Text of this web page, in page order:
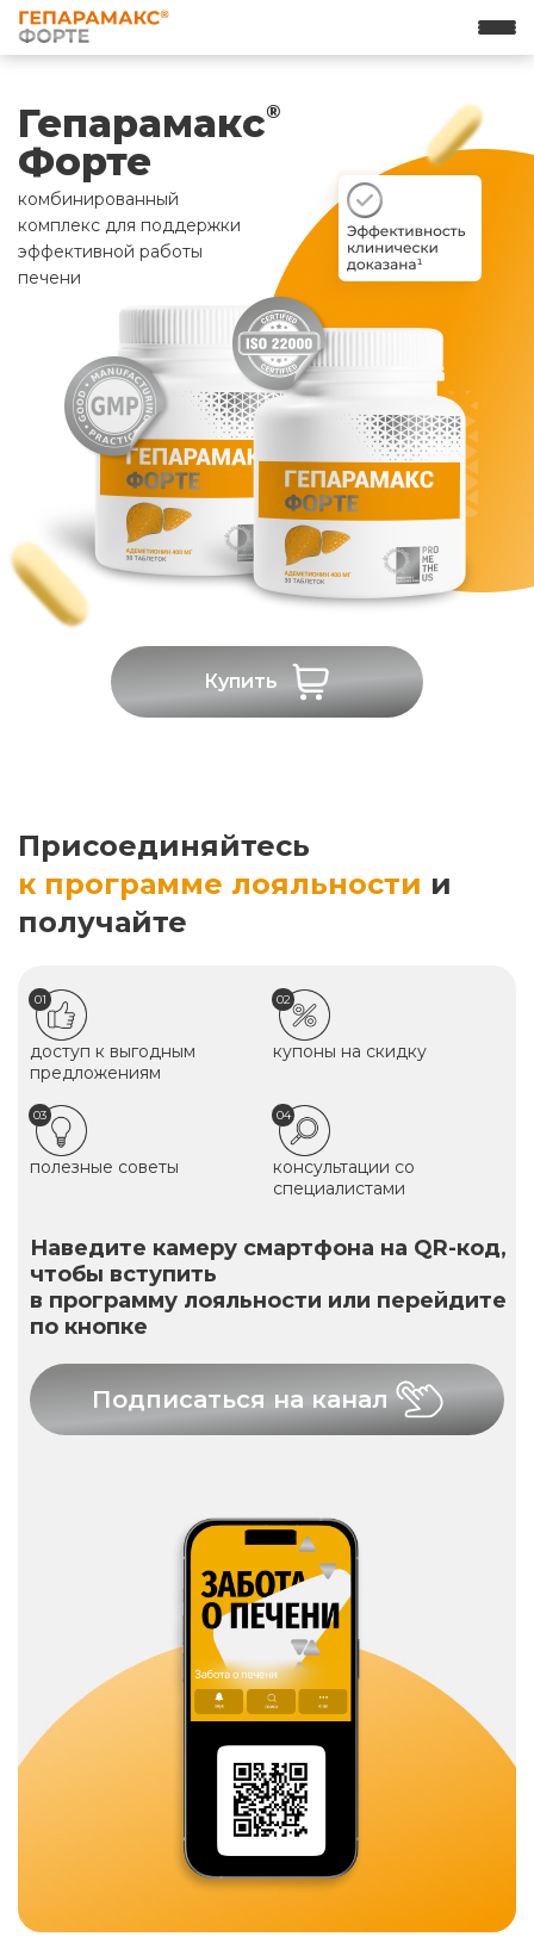
Гепарамакс®
Форте
комбинированный
комплекс для поддержки
эффективной работы
печени
Купить
Присоединяйтесь
к программе лояльности и
получайте
01
доступ к выгодным
предложениям
02
купоны на скидку
03
полезные советы
04
консультации со
специалистами
Наведите камеру смартфона на QR-код,
чтобы вступить
в программу лояльности или перейдите
по кнопке
Подписаться на канал